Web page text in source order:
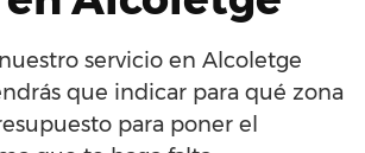
servicio en Alcoletge
que indicar para qué zona
para poner el